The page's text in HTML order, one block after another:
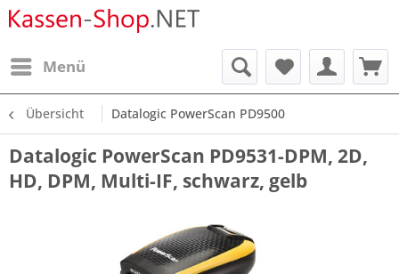
Menü
Übersicht Datalogic PowerScan PD9500
Datalogic PowerScan PD9531-DPM, 2D,
HD, DPM, Multi-IF, schwarz, gelb